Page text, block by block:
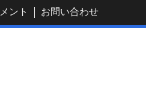
ント お問い合わせ